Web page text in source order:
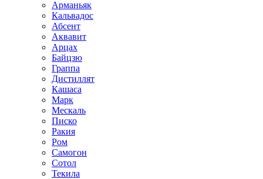
Арманьяк
Кальвадос
Абсент
Аквавит
Арцах
Байцзю
Граппа
Дистиллят
Кашаса
Марк
Мескаль
Писко
Ракия
Ром
Самогон
Сотол
Текила